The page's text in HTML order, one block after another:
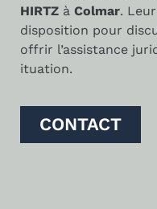
HIRTZ à Colmar.
disposition pour
offrir l’assistance
ituation.
CONTACT